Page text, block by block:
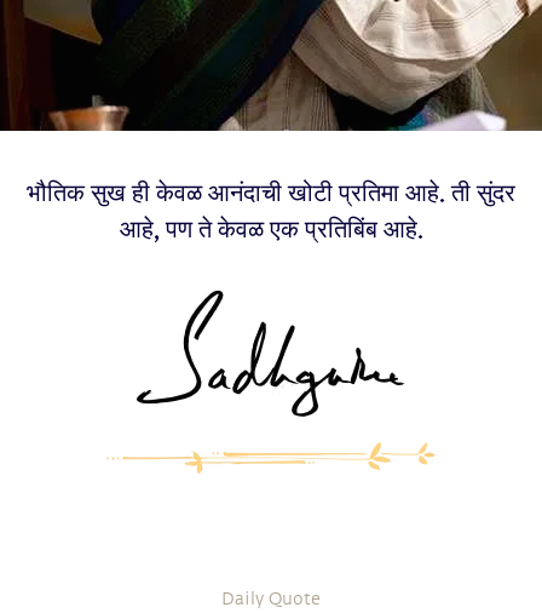
भौतिक सुख ही केवळ आनंदाची खोटी प्रतिमा आहे. ती सुंदर
आहे, पण ते केवळ एक प्रतिबिंब आहे.
Daily Quote